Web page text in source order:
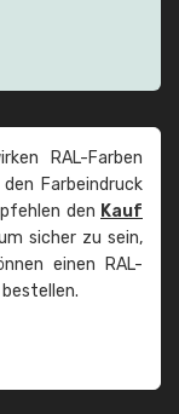
RAL-Farben
Farbeindruck
den Kauf
sicher zu sein,
einen RAL-